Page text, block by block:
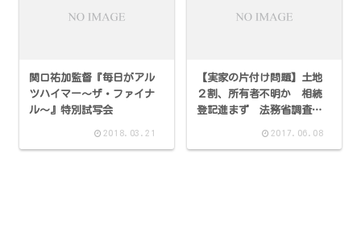
関口祐加監督『毎日がアル
ツハイマー～ザ・ファイナ
ル～』特別試写会
2018.03.21
【実家の片付け問題】土地
２割、所有者不明か 相続
登記進まず 法務省調査｜
2017.06.08